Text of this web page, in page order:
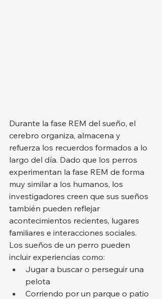
Durante la fase REM del sueño, el
cerebro organiza, almacena y
refuerza los recuerdos formados a lo
largo del día. Dado que los perros
experimentan la fase REM de forma
muy similar a los humanos, los
investigadores creen que sus sueños
también pueden reflejar
acontecimientos recientes, lugares
familiares e interacciones sociales.
Los sueños de un perro pueden
incluir experiencias como:
Jugar a buscar o perseguir una
pelota
Corriendo por un parque o patio